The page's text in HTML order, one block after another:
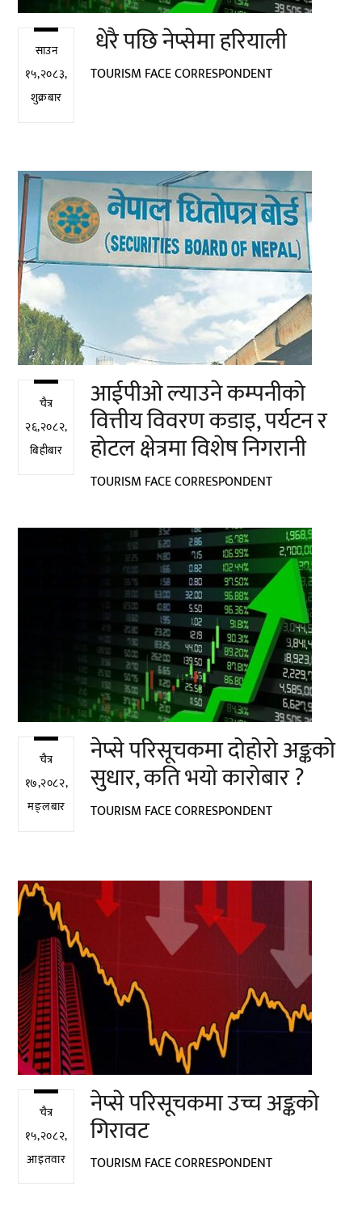
साउन
१५,२०८३,
शुक्रबार
धेरै पछि नेप्सेमा हरियाली
TOURISM FACE CORRESPONDENT
चैत्र
२६,२०८२,
बिहीबार
आईपीओ ल्याउने कम्पनीको
वित्तीय विवरण कडाइ, पर्यटन र
होटल क्षेत्रमा विशेष निगरानी
TOURISM FACE CORRESPONDENT
चैत्र
१७,२०८२,
मङ्लबार
नेप्से परिसूचकमा दोहोरो अङ्कको
सुधार, कति भयो कारोबार ?
TOURISM FACE CORRESPONDENT
चैत्र
१५,२०८२,
आइतवार
नेप्से परिसूचकमा उच्च अङ्कको
गिरावट
TOURISM FACE CORRESPONDENT